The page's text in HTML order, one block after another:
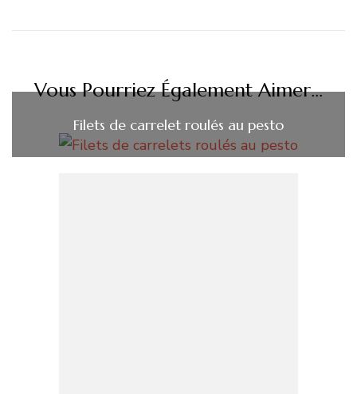
Vous Pourriez Également Aimer...
Filets de carrelet roulés au pesto